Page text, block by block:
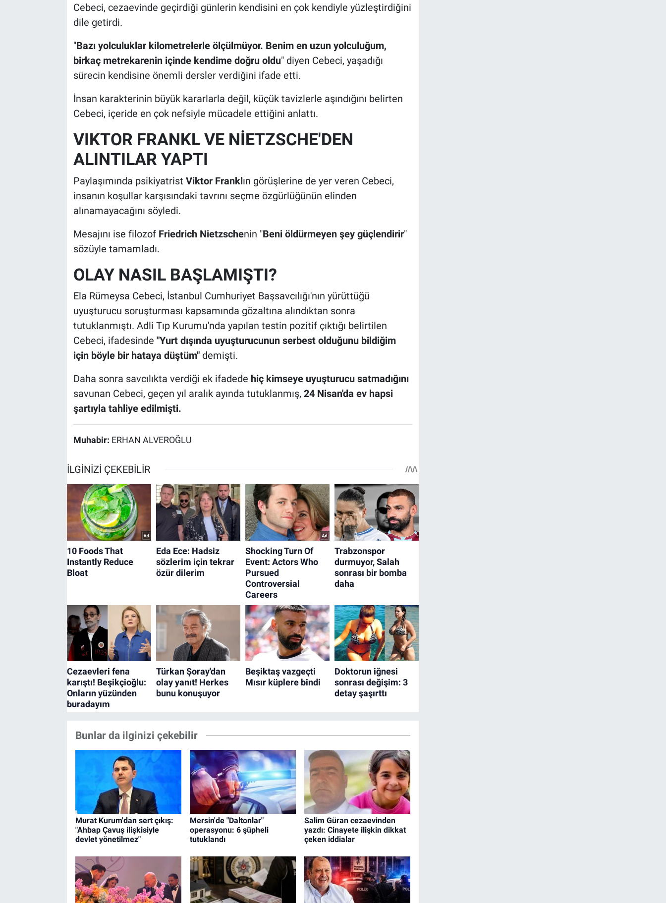
Cebeci, cezaevinde geçirdiği günlerin kendisini en çok kendiyle yüzleştirdiğini
dile getirdi.
"Bazı yolculuklar kilometrelerle ölçülmüyor. Benim en uzun yolculuğum,
birkaç metrekarenin içinde kendime doğru oldu" diyen Cebeci, yaşadığı
sürecin kendisine önemli dersler verdiğini ifade etti.
İnsan karakterinin büyük kararlarla değil, küçük tavizlerle aşındığını belirten
Cebeci, içeride en çok nefsiyle mücadele ettiğini anlattı.
VIKTOR FRANKL VE NİETZSCHE'DEN
ALINTILAR YAPTI
Paylaşımında psikiyatrist Viktor Franklın görüşlerine de yer veren Cebeci,
insanın koşullar karşısındaki tavrını seçme özgürlüğünün elinden
alınamayacağını söyledi.
Mesajını ise filozof Friedrich Nietzschenin "Beni öldürmeyen şey güçlendirir"
sözüyle tamamladı.
OLAY NASIL BAŞLAMIŞTI?
Ela Rümeysa Cebeci, İstanbul Cumhuriyet Başsavcılığı'nın yürüttüğü
uyuşturucu soruşturması kapsamında gözaltına alındıktan sonra
tutuklanmıştı. Adli Tıp Kurumu'nda yapılan testin pozitif çıktığı belirtilen
Cebeci, ifadesinde "Yurt dışında uyuşturucunun serbest olduğunu bildiğim
için böyle bir hataya düştüm"demişti.
Daha sonra savcılıkta verdiği ek ifadede hiç kimseye uyuşturucu satmadığını
savunan Cebeci, geçen yıl aralık ayında tutuklanmış, 24 Nisan'da ev hapsi
şartıyla tahliye edilmişti.
Muhabir: ERHAN ALVEROĞLU
Bunlar da ilginizi çekebilir
Murat Kurum'dan sert çıkış:
"Ahbap Çavuş ilişkisiyle
devlet yönetilmez"
Mersin'de "Daltonlar"
operasyonu: 6 şüpheli
tutuklandı
Salim Güran cezaevinden
yazdı: Cinayete ilişkin dikkat
çeken iddialar